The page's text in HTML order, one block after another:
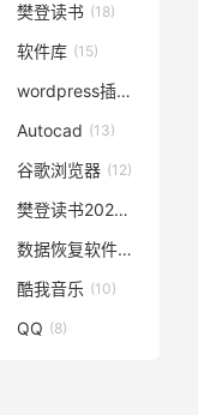
樊登读书 (18)
(15)
软件库 (15)
wordpress插件
Autocad (13)
谷歌浏览器 (12)
樊登读书2020
数据恢复软件(11)
酷我音乐 (10)
QQ (8)